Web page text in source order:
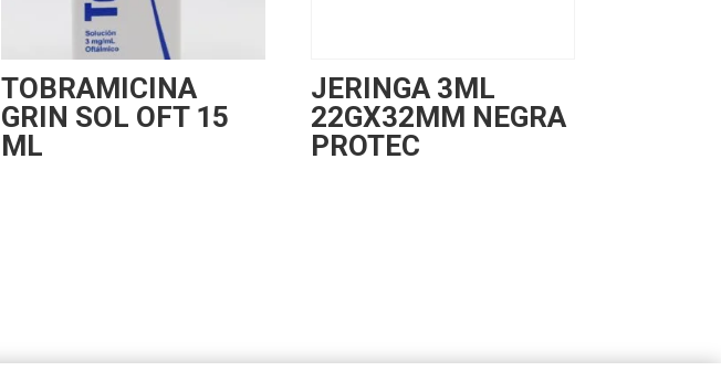
TOBRAMICINA
GRIN SOL OFT 15
ML
JERINGA 3ML
22GX32MM NEGRA
PROTEC